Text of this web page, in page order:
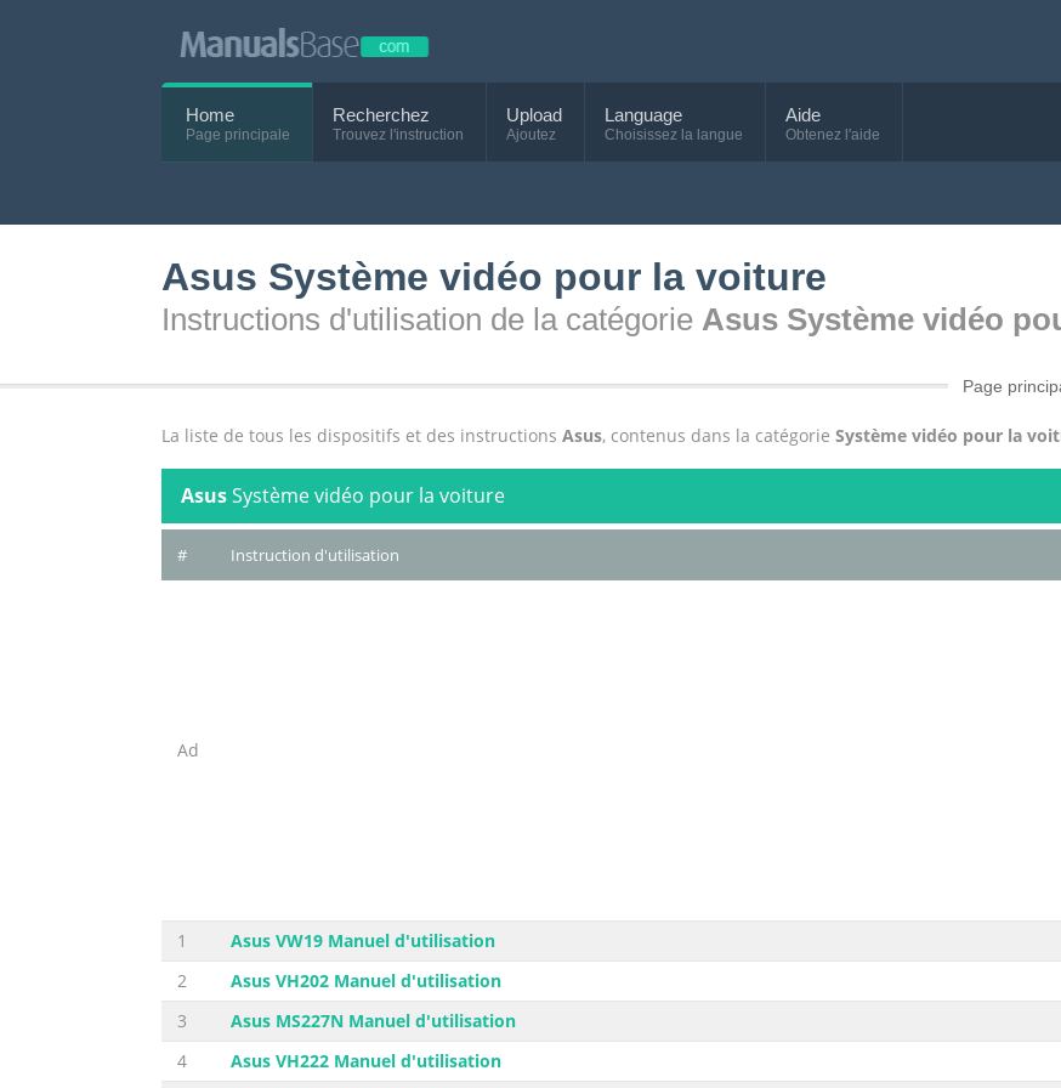
Home
Page principale
Recherchez
Trouvez l'instruction
Upload
Ajoutez
Language
Choisissez la langue
Aide
Obtenez l'aide
Asus Système vidéo pour la voiture
Instructions d'utilisation de la catégorie Asus Système vidéo
Page
La liste de tous les dispositifs et des instructions Asus, contenus dans la catégorie Système vidéo pour la
AsusSystème vidéo pour la voiture
# Instruction d'utilisation
Ad
1
Asus VW19 Manuel d'utilisation
2
Asus VH202 Manuel d'utilisation
3
Asus MS227N Manuel d'utilisation
4
Asus VH222 Manuel d'utilisation